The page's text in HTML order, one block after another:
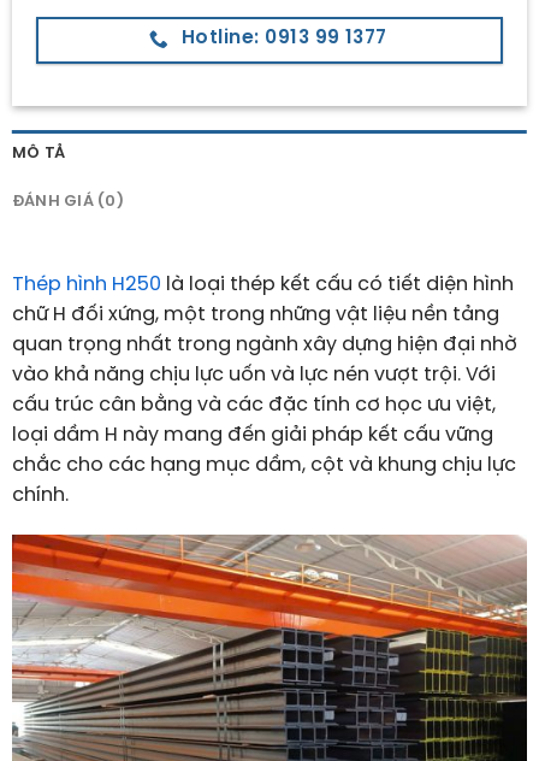
Hotline: 0913 99 1377
MÔ TẢ
ĐÁNH GIÁ (0)
Thép hình H250 là loại thép kết cấu có tiết diện hình
chữ H đối xứng, một trong những vật liệu nền tảng
quan trọng nhất trong ngành xây dựng hiện đại nhờ
vào khả năng chịu lực uốn và lực nén vượt trội. Với
cấu trúc cân bằng và các đặc tính cơ học ưu việt,
loại dầm H này mang đến giải pháp kết cấu vững
chắc cho các hạng mục dầm, cột và khung chịu lực
chính.